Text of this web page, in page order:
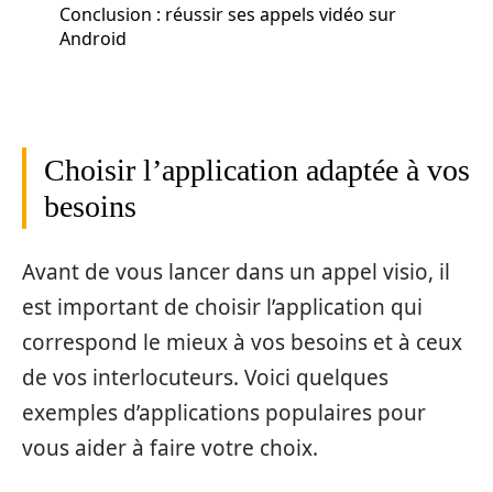
Conclusion : réussir ses appels vidéo sur
Android
Choisir l’application adaptée à vos
besoins
Avant de vous lancer dans un appel visio, il
est important de choisir l’application qui
correspond le mieux à vos besoins et à ceux
de vos interlocuteurs. Voici quelques
exemples d’applications populaires pour
vous aider à faire votre choix.